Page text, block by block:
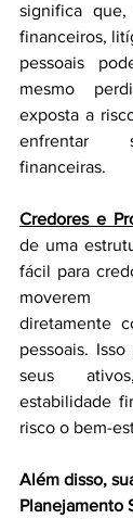
significa
financeiros,
pessoais
mesmo
exposta a
enfrentar
financeiras.
Credores e
de uma
fácil para
moverem
diretamente
pessoais.
seus
estabilidade
risco o bem-
Além disso,
Planejamento